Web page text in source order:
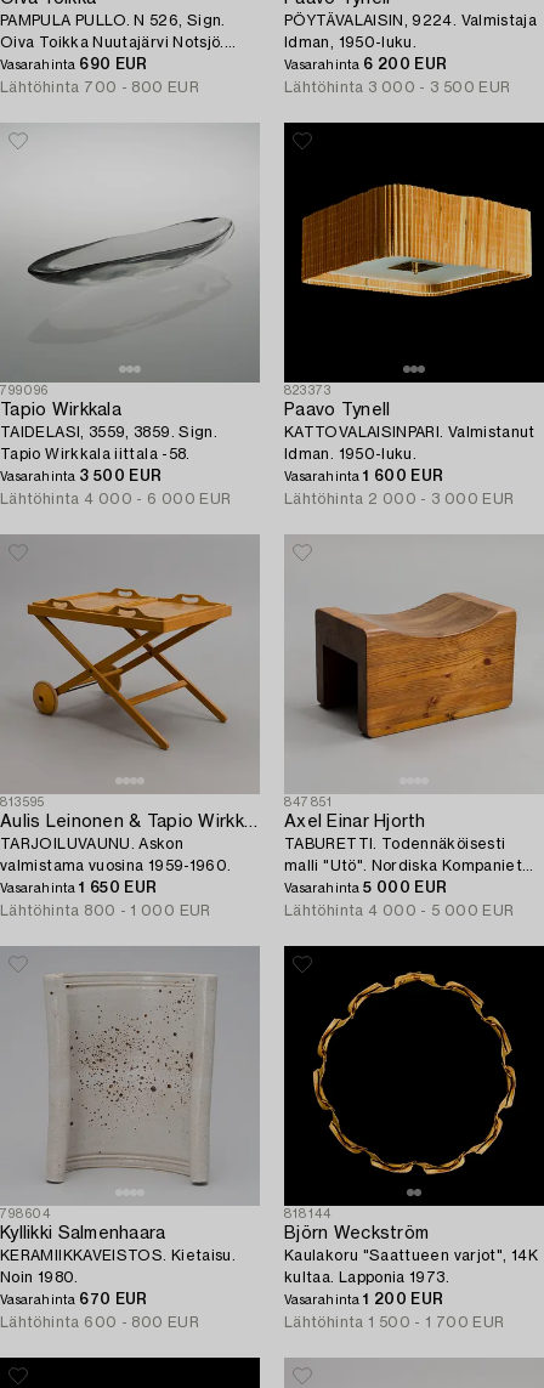
PAMPULA PULLO. N 526, Sign.
Oiva Toikka Nuutajärvi Notsjö.
1970-1972.
Vasarahinta 690 EUR
Lähtöhinta 700 - 800 EUR
PÖYTÄVALAISIN, 9224. Valmistaja
Idman, 1950-luku.
Vasarahinta 6 200 EUR
Lähtöhinta 3 000 - 3 500 EUR
799096
Tapio Wirkkala
TAIDELASI, 3559, 3859. Sign.
Tapio Wirkkala iittala -58.
Vasarahinta 3 500 EUR
Lähtöhinta 4 000 - 6 000 EUR
823373
Paavo Tynell
KATTOVALAISINPARI. Valmistanut
Idman. 1950-luku.
Vasarahinta1 600 EUR
Lähtöhinta 2 000 - 3 000 EUR
813595
Aulis Leinonen & Tapio Wirkkala
TARJOILUVAUNU. Askon
valmistama vuosina 1959-1960.
Vasarahinta1 650 EUR
Lähtöhinta 800 - 1 000 EUR
847851
Axel Einar Hjorth
TABURETTI. Todennäköisesti
malli "Utö". Nordiska Kompaniet
(NK) 1930-luku.
Vasarahinta5 000 EUR
Lähtöhinta 4 000 - 5 000 EUR
798604
Kyllikki Salmenhaara
KERAMIIKKAVEISTOS. Kietaisu.
Noin 1980.
Vasarahinta 670 EUR
Lähtöhinta 600 - 800 EUR
818144
Björn Weckström
Kaulakoru "Saattueen varjot", 14K
kultaa. Lapponia 1973.
Vasarahinta1 200 EUR
Lähtöhinta 1 500 - 1 700 EUR